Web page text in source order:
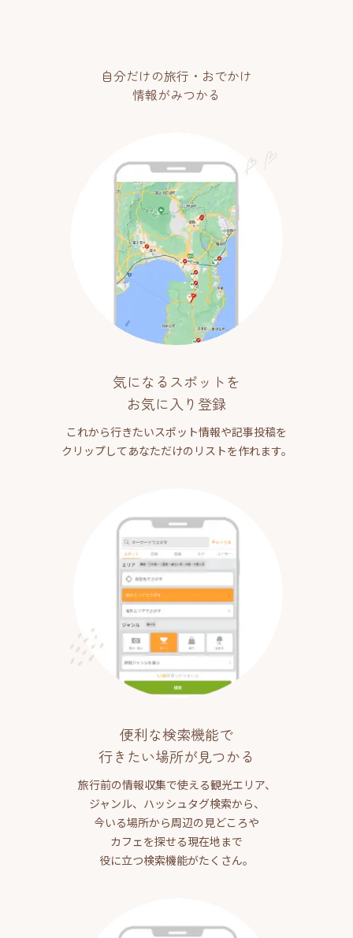
自分だけの旅行・おでかけ
情報がみつかる
気になるスポットを
お気に入り登録
これから行きたいスポット情報や記事投稿を
クリップしてあなただけのリストを作れます。
便利な検索機能で
行きたい場所が見つかる
旅行前の情報収集で使える観光エリア、
ジャンル、ハッシュタグ検索から、
今いる場所から周辺の見どころや
カフェを探せる現在地まで
役に立つ検索機能がたくさん。